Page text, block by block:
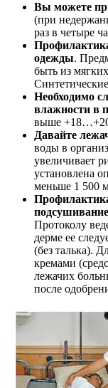
Вы можете
(при
раз в четыре
одежды.
быть из
Необходимо
влажности в
выше
Давайте
воды в
увеличивает
установлена
меньше 1 500
Протоколу
дерме ее
(без талька).
кремами
лежачих
после